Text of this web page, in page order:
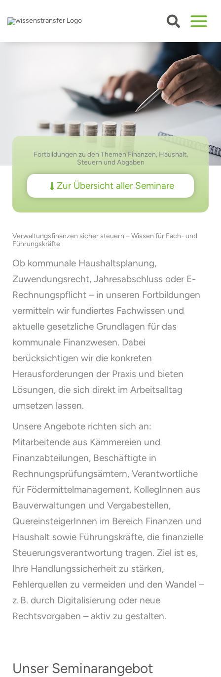
Inhalt
springen
Fortbildungen zu den Themen Finanzen, Haushalt,
Steuern und Abgaben
Zur Übersicht aller Seminare
Verwaltungsfinanzen sicher steuern – Wissen für Fach- und
Führungskräfte
Ob kommunale Haushaltsplanung,
Zuwendungsrecht, Jahresabschluss oder E-
Rechnungspflicht – in unseren Fortbildungen
vermitteln wir fundiertes Fachwissen und
aktuelle gesetzliche Grundlagen für das
kommunale Finanzwesen. Dabei
berücksichtigen wir die konkreten
Herausforderungen der Praxis und bieten
Lösungen, die sich direkt im Arbeitsalltag
umsetzen lassen.
Unsere Angebote richten sich an:
Mitarbeitende aus Kämmereien und
Finanzabteilungen, Beschäftigte in
Rechnungsprüfungsämtern, Verantwortliche
für Födermittelmanagement, KollegInnen aus
Bauverwaltungen und Vergabestellen,
QuereinsteigerInnen im Bereich Finanzen und
Haushalt sowie Führungskräfte, die finanzielle
Steuerungsverantwortung tragen. Ziel ist es,
Ihre Handlungssicherheit zu stärken,
Fehlerquellen zu vermeiden und den Wandel –
z. B. durch Digitalisierung oder neue
Rechtsvorgaben – aktiv zu gestalten.
Unser Seminarangebot